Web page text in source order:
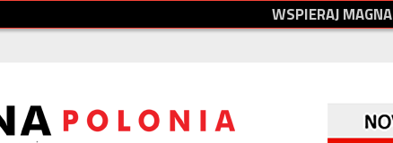
WSPIERAJMAGNA